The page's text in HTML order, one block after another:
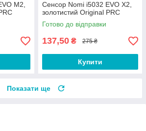
M2,
Сенсор Nomi i5032 EVO X2,
золотистий Original PRC
Готово до відправки
137,50 ₴ 275 ₴
Купити
Показати ще